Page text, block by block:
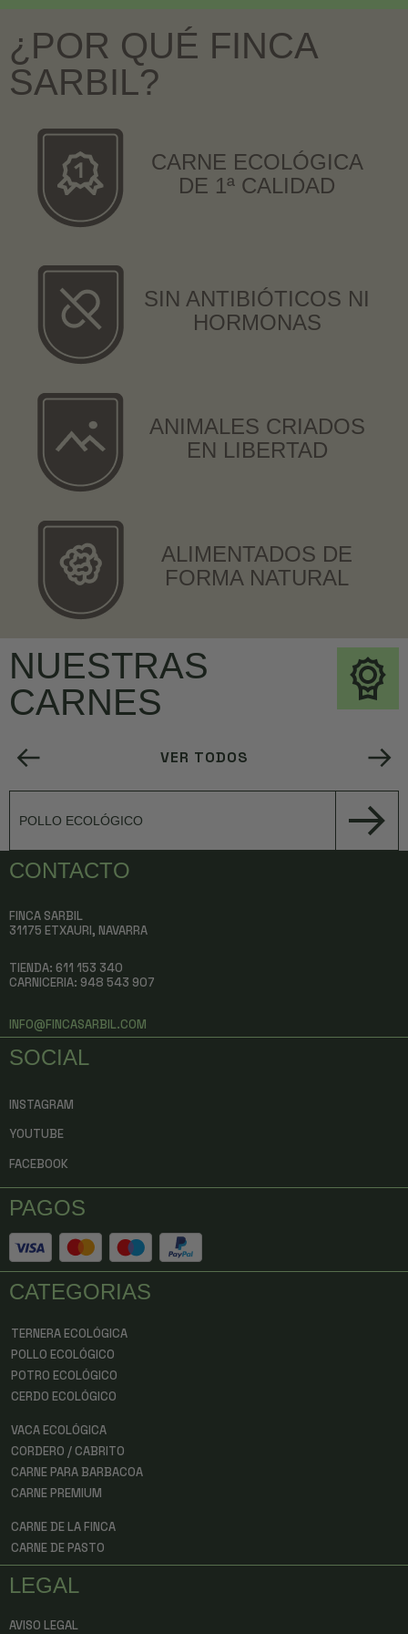
¿POR QUÉ FINCA
SARBIL?
CARNE ECOLÓGICA
DE 1ª CALIDAD
SIN ANTIBIÓTICOS NI
HORMONAS
ANIMALES CRIADOS
EN LIBERTAD
ALIMENTADOS DE
FORMA NATURAL
NUESTRAS
CARNES
VER TODOS
POLLO ECOLÓGICO
CONTACTO
FINCA SARBIL
31175 ETXAURI, NAVARRA
TIENDA: 611 153 340
CARNICERIA: 948 543 907
INFO@FINCASARBIL.COM
SOCIAL
INSTAGRAM
YOUTUBE
FACEBOOK
PAGOS
CATEGORIAS
TERNERA ECOLÓGICA
POLLO ECOLÓGICO
POTRO ECOLÓGICO
CERDO ECOLÓGICO
VACA ECOLÓGICA
CORDERO / CABRITO
CARNE PARA BARBACOA
CARNE PREMIUM
CARNE DE LA FINCA
CARNE DE PASTO
LEGAL
AVISO LEGAL